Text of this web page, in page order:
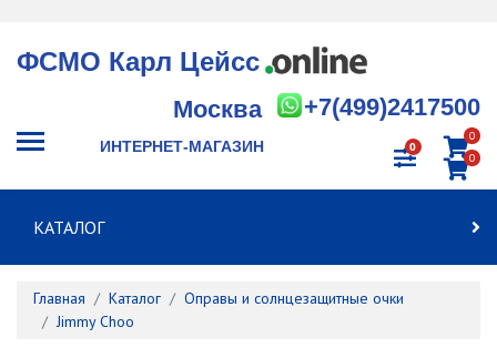
ФСМО Карл Цейсс
+7(499)2417500
Москва
ИНТЕРНЕТ-МАГАЗИН 0
0
0
КАТАЛОГ
Главная Каталог
Оправы и солнцезащитные очки
Jimmy Choo